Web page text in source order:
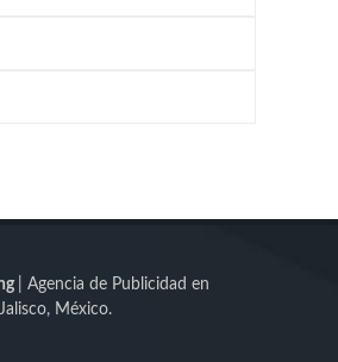
| Agencia de Publicidad en
México.